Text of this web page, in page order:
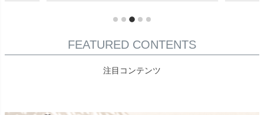
FEATURED CONTENTS
注目コンテンツ